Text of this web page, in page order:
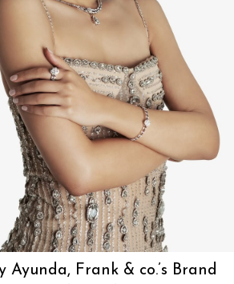
Ayunda, Frank & co.’s Brand